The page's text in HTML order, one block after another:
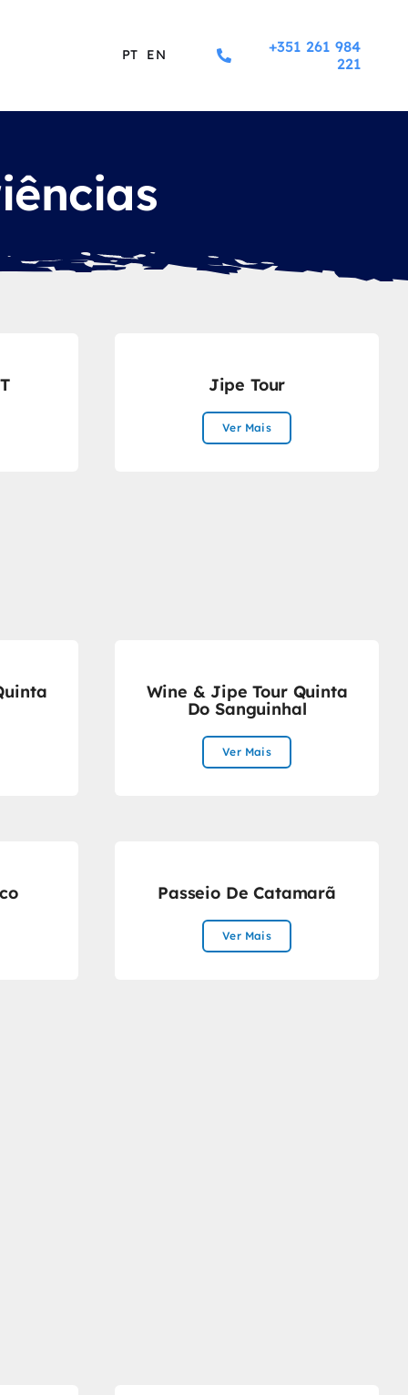
PT EN
+351 261 984
221
Jipe Tour
Ver Mais
Wine & Jipe Tour Quinta
Do Sanguinhal
Ver Mais
Passeio De Catamarã
Ver Mais